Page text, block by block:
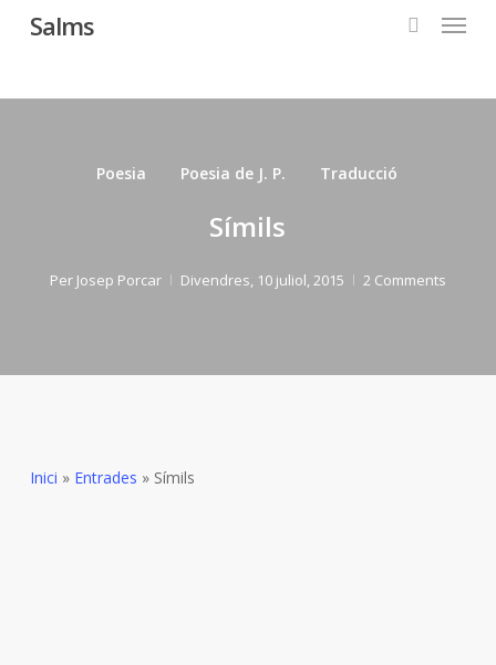
content
Salms Menu
Poesia Poesia de J. P. Traducció
Símils
Per Josep Porcar Divendres, 10 juliol, 2015 2 Comments
Inici » Entrades » Símils